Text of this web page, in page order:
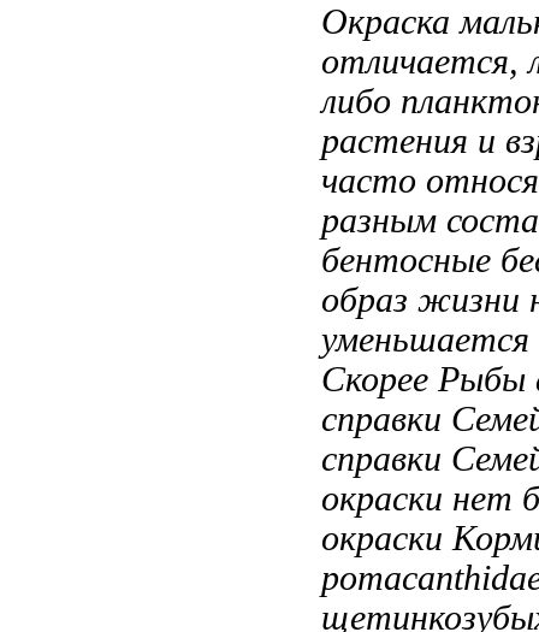
Окраска
отличается,
либо
растения и
часто
разным
бентосные
образ жизни
Скорее Рыбы
справки
справки
окраски нет
окраски